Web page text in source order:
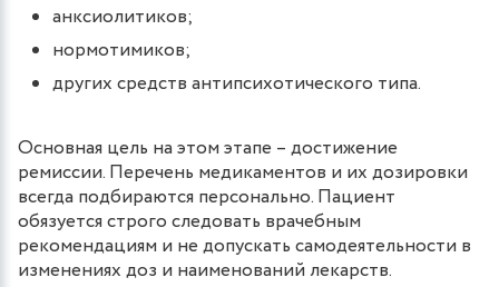
анксиолитиков;
нормотимиков;
других средств антипсихотического типа.
Основная цель на этом этапе – достижение
ремиссии. Перечень медикаментов и их дозировки
всегда подбираются персонально. Пациент
обязуется строго следовать врачебным
рекомендациям и не допускать самодеятельности в
изменениях доз и наименований лекарств.